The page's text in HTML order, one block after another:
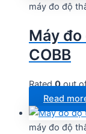
máy đo độ
Máy
COBB
Rated0out
Read
máy đo độ